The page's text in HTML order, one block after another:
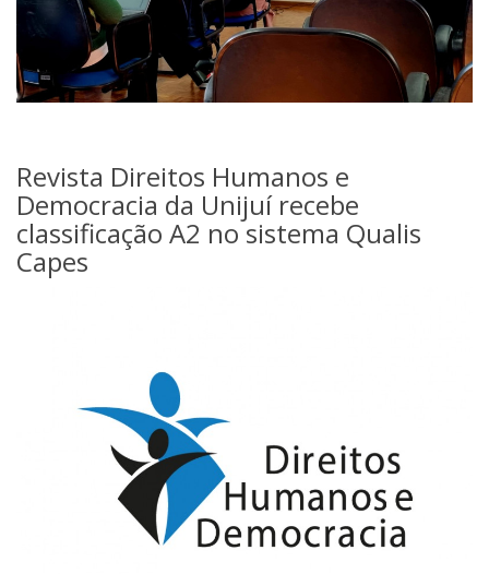
Revista Direitos Humanos e
Democracia da Unijuí recebe
classificação A2 no sistema Qualis
Capes